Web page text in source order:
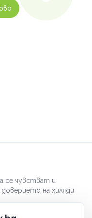
се чувстват и
на хиляди